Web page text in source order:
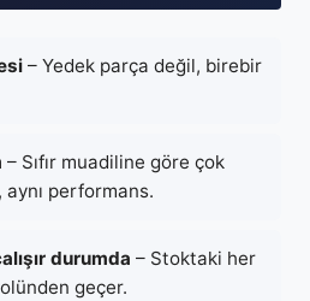
– Yedek parça değil, birebir
– Sıfır muadiline göre çok
performans.
durumda – Stoktaki her
geçer.